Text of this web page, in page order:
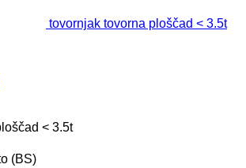
tovornjak tovorna ploščad < 3.5t
< 3.5t
(BS)